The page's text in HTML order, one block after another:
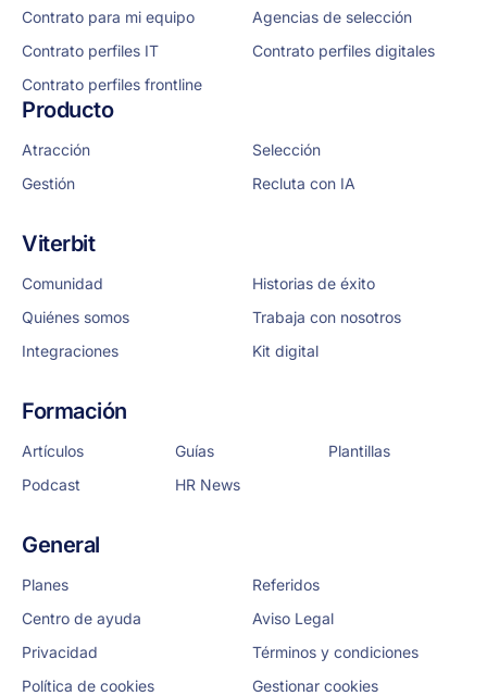
Contrato para mi equipo
Agencias de selección
Contrato perfiles IT
Contrato perfiles digitales
Contrato perfiles frontline
Producto
Atracción
Selección
Gestión
Recluta con IA
Viterbit
Comunidad
Historias de éxito
Quiénes somos
Trabaja con nosotros
Integraciones
Kit digital
Formación
Artículos Guías
Plantillas
Podcast
HR News
General
Planes
Referidos
Centro de ayuda
Aviso Legal
Privacidad
Términos y condiciones
Política de cookies
Gestionar cookies